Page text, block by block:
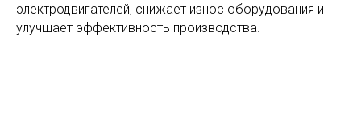
электродвигателей, снижает износ оборудования и
улучшает эффективность производства.